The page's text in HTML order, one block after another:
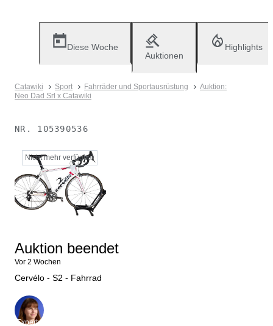
Diese Woche
Auktionen
Highlights
Catawiki Sport Fahrräder und Sportausrüstung
Auktion:
Neo Dad Srl x Catawiki
NR. 105390536
Nicht mehr verfügbar
Auktion beendet
Vor 2 Wochen
Cervélo - S2 - Fahrrad
Experte